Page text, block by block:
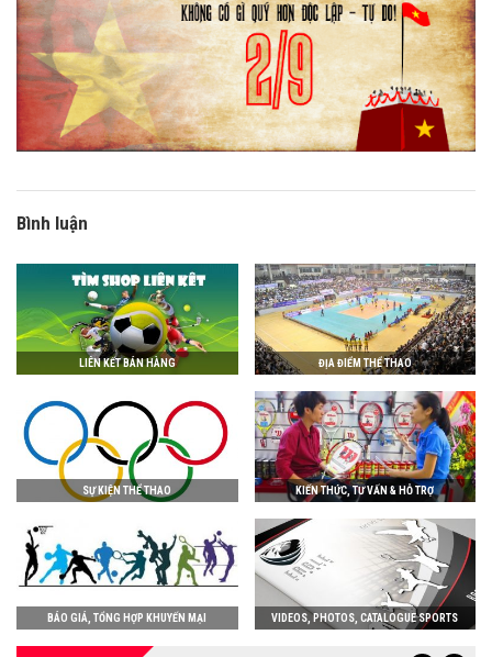
Bình luận
LIÊN KẾT BÁN HÀNG ĐỊA ĐIỂM THỂ THAO
SỰ KIỆN THỂ THAO KIẾN THỨC, TƯ VẤN & HỖ TRỢ
BÁO GIÁ, TỔNG HỢP KHUYẾN MẠI VIDEOS, PHOTOS, CATALOGUE SPORTS